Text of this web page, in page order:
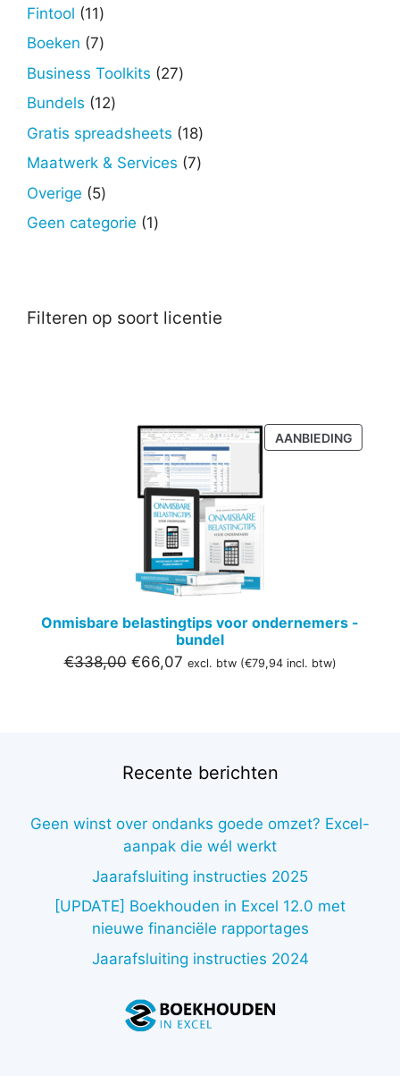
Fintool 1111
producten
Boeken 77
producten
Business Toolkits 2727
Bundels 1212
producten
Gratis spreadsheets 1818
producten
Maatwerk & Services 77
Overige 55
producten
Geen categorie 11
Filteren op soort licentie
AANBIEDING
IN
Onmisbare belastingtips voor ondernemers -
bundel
€338,00 Oorspronkelijke
€66,07Huidige
excl. btw (€79,94incl. btw)
Recente berichten
Geen winst over ondanks goede omzet? Excel-
aanpak die wél werkt
Jaarafsluiting instructies 2025
[UPDATE] Boekhouden in Excel 12.0 met
nieuwe financiële rapportages
Jaarafsluiting instructies 2024